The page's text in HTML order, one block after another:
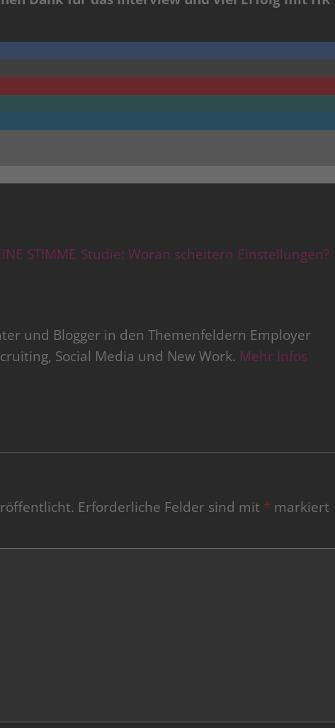
STIMME Studie: Woran scheitern Einstellungen?
und Blogger in den Themenfeldern Employer
Social Media und New Work. Mehr Infos
Erforderliche Felder sind mit * markiert